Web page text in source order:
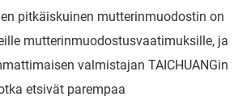
pitkäiskuinen mutterinmuodostin on
mutterinmuodostusvaatimuksille, ja
valmistajan TAICHUANGin
etsivät parempaa